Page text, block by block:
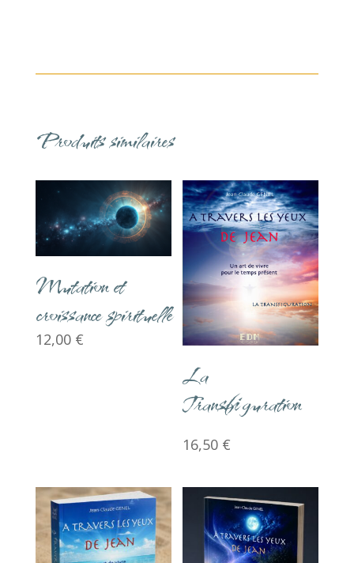
Produits similaires
Mutation et
croissance spirituelle
12,00 €
La
Transfiguration
16,50 €